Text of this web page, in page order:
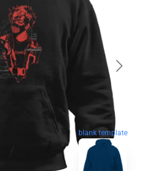
blank template